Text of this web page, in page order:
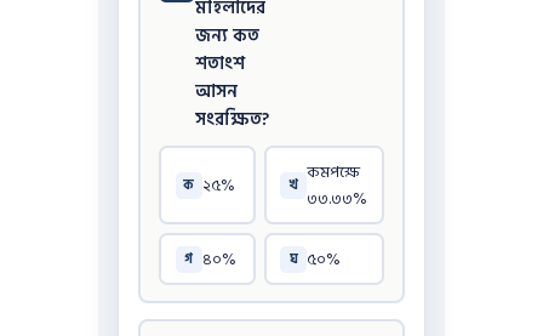
মহিলাদের
জন্য কত
শতাংশ
আসন
সংরক্ষিত?
ক ২৫% খ কমপক্ষে
৩৩.৩৩%
গ ৪০% ঘ ৫০%